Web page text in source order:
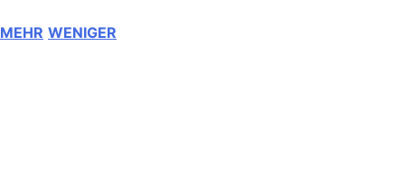
MEHR WENIGER